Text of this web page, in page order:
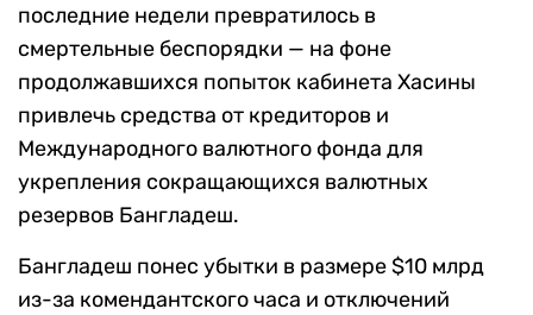
последние недели превратилось в
смертельные беспорядки — на фоне
продолжавшихся попыток кабинета Хасины
привлечь средства от кредиторов и
Международного валютного фонда для
укрепления сокращающихся валютных
резервов Бангладеш.
Бангладеш понес убытки в размере $10 млрд
из-за комендантского часа и отключений